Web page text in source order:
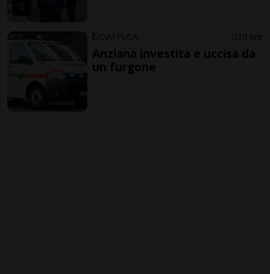
SCIAFFUSA 10 ore
Anziana investita e uccisa da
un furgone